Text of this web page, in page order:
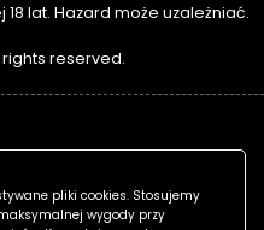
lat. Hazard może uzależniać.
rights reserved.
pliki cookies. Stosujemy
wygody przy